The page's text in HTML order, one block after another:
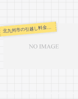
北九州市の引越し料金・代金相場・見積り情報